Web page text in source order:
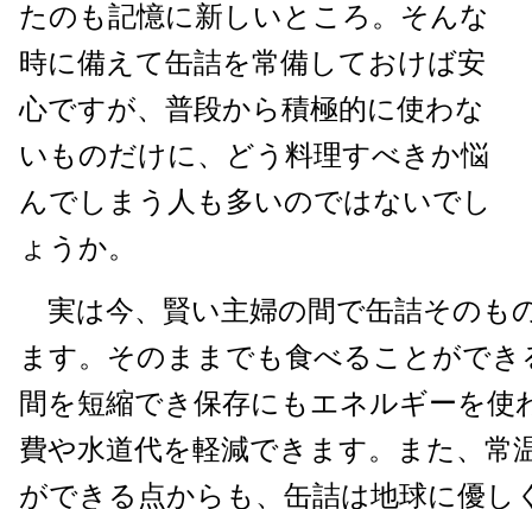
たのも記憶に新しいところ。そんな
時に備えて缶詰を常備しておけば安
心ですが、普段から積極的に使わな
いものだけに、どう料理すべきか悩
んでしまう人も多いのではないでし
ょうか。
実は今、賢い主婦の間で缶詰そのも
ます。そのままでも食べることができ
間を短縮でき保存にもエネルギーを使
費や水道代を軽減できます。また、常
ができる点からも、缶詰は地球に優し